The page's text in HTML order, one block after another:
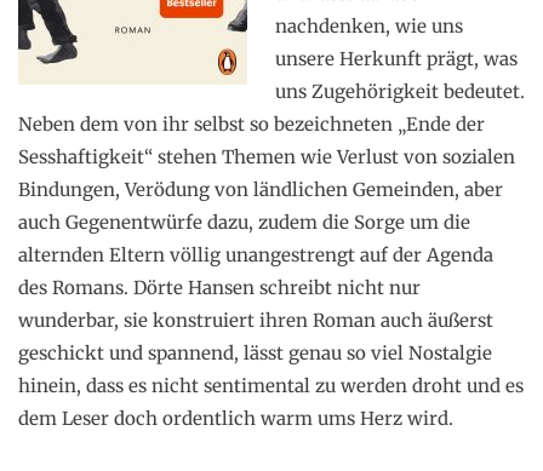
nachdenken, wie uns
unsere Herkunft prägt, was
uns Zugehörigkeit bedeutet.
Neben dem von ihr selbst so bezeichneten „Ende der
Sesshaftigkeit“ stehen Themen wie Verlust von sozialen
Bindungen, Verödung von ländlichen Gemeinden, aber
auch Gegenentwürfe dazu, zudem die Sorge um die
alternden Eltern völlig unangestrengt auf der Agenda
des Romans. Dörte Hansen schreibt nicht nur
wunderbar, sie konstruiert ihren Roman auch äußerst
geschickt und spannend, lässt genau so viel Nostalgie
hinein, dass es nicht sentimental zu werden droht und es
dem Leser doch ordentlich warm ums Herz wird.